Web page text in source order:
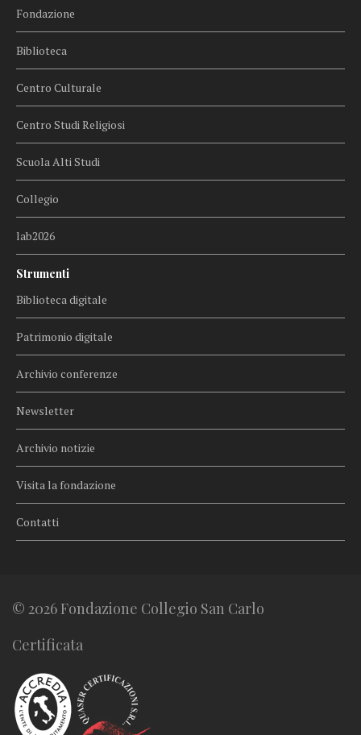
Fondazione
Biblioteca
Centro Culturale
Centro Studi Religiosi
Scuola Alti Studi
Collegio
lab2026
Strumenti
Biblioteca digitale
Patrimonio digitale
Archivio conferenze
Newsletter
Archivio notizie
Visita la fondazione
Contatti
© 2026 Fondazione Collegio San Carlo
Certificata